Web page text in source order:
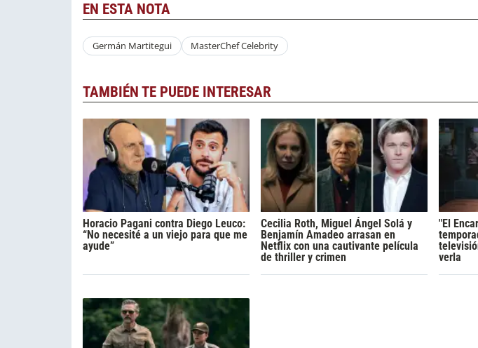
EN ESTA NOTA
Germán Martitegui MasterChef Celebrity
TAMBIÉN TE PUEDE INTERESAR
Horacio Pagani contra Diego Leuco:
“No necesité a un viejo para que me
ayude”
Cecilia Roth, Miguel Ángel Solá y
Benjamín Amadeo arrasan en
Netflix con una cautivante película
de thriller y crimen
"El
verla